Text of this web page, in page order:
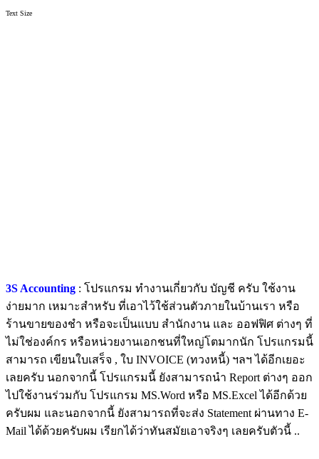
Text Size
3S Accounting : โปรแกรม ทำงานเกี่ยวกับ บัญชี ครับ ใช้งาน
ง่ายมาก เหมาะสำหรับ ที่เอาไว้ใช้ส่วนตัวภายในบ้านเรา หรือ
ร้านขายของชำ หรือจะเป็นแบบ สำนักงาน และ ออฟฟิศ ต่างๆ ที่
ไม่ใช่องค์กร หรือหน่วยงานเอกชนที่ใหญ่โตมากนัก โปรแกรมนี้
สามารถ เขียนใบเสร็จ , ใบ INVOICE (ทวงหนี้) ฯลฯ ได้อีกเยอะ
เลยครับ นอกจากนี้ โปรแกรมนี้ ยังสามารถนำ Report ต่างๆ ออก
ไปใช้งานร่วมกับ โปรแกรม MS.Word หรือ MS.Excel ได้อีกด้วย
ครับผม และนอกจากนี้ ยังสามารถที่จะส่ง Statement ผ่านทาง E-
Mail ได้ด้วยครับผม เรียกได้ว่าทันสมัยเอาจริงๆ เลยครับตัวนี้ ..